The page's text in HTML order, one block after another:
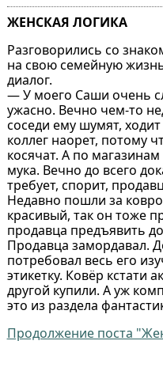
ЖЕНСКАЯ ЛОГИКА
Разговорились со
на свою семейную
диалог.
— У моего Саши очень
ужасно. Вечно чем-то
соседи ему шумят,
коллег наорет, потому
косячат. А по
мука. Вечно до всего
требует, спорит,
Недавно пошли за
красивый, так он тоже
продавца предъявить
Продавца замордавал.
потребовал весь его
этикетку. Ковёр кстати
другой купили. А уж
это из раздела
Продолжение поста